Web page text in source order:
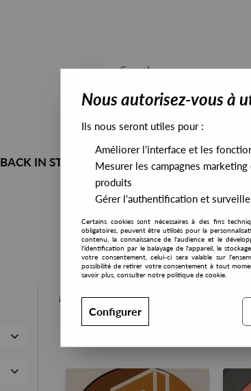
BACK IN STOCK ALL STOCK
PRESALES EXCLUSIVES
Nous autorisez-vous à
Ils nous seront utiles pour :
Améliorer l'interface et les
Mesurer les campagnes
produits
Gérer l'authentification et
Certains cookies sont nécessaires à des fins
obligatoires, peuvent être utilisés pour la
contenu, la connaissance de l'audience et le
l'identification par le balayage de l'appareil, le
votre consentement, celui-ci sera valable sur
possibilité de retirer votre consentement à tout
savoir plus, consulter notre politique de cookie.
Configurer